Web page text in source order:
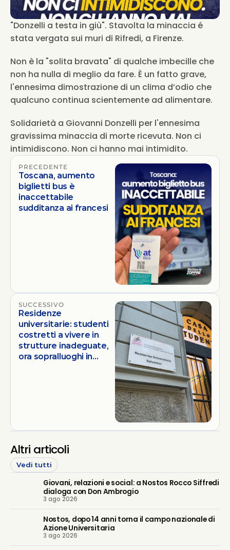
"Donzelli a testa in giù". Stavolta la minaccia é
stata vergata sui muri di Rifredi, a Firenze.
Non è la "solita bravata" di qualche imbecille che
non ha nulla di meglio da fare. È un fatto grave,
l'ennesima dimostrazione di un clima d’odio che
qualcuno continua scientemente ad alimentare.
Solidarietà a Giovanni Donzelli per l'ennesima
gravissima minaccia di morte ricevuta. Non ci
intimidiscono. Non ci hanno mai intimidito.
PRECEDENTE
Toscana, aumento
biglietti bus è
inaccettabile
sudditanza ai francesi
SUCCESSIVO
Residenze
universitarie: studenti
costretti a vivere in
strutture inadeguate,
ora sopralluoghi in
Altri articoli
Vedi tutti
Giovani, relazioni e social: a Nostos Rocco Siffredi
dialoga con Don Ambrogio
3 ago 2026
Nostos, dopo 14 anni torna il campo nazionale di
Azione Universitaria
3 ago 2026